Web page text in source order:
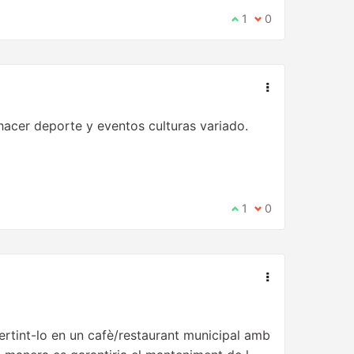
Estic d'acord amb
1 No estic d'acord
0
deporte y eventos culturas variado.
Estic d'acord amb
1 No estic d'acord
0
lo en un cafè/restaurant municipal amb